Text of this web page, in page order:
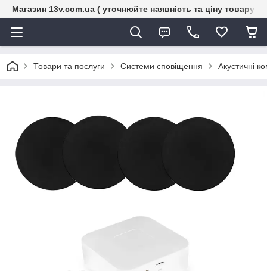
Магазин 13v.com.ua ( уточнюйте наявність та ціну товару
Товари та послуги Системи сповіщення Акустичні